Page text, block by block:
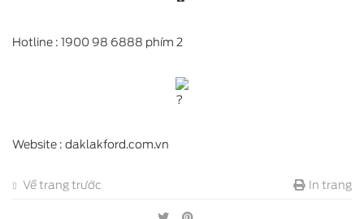
Hotline : 1900 98 6888 phím 2
Website : daklakford.com.vn
Về trang trước In trang